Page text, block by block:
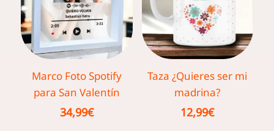
Marco Foto Spotify
para San Valentín
34,99€
Taza ¿Quieres ser mi
madrina?
12,99€